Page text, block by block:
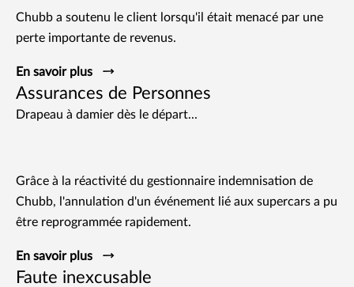
Chubb a soutenu le client lorsqu'il était menacé par une
perte importante de revenus.
En savoir plus
Assurances de Personnes
Drapeau à damier dès le départ...
Grâce à la réactivité du gestionnaire indemnisation de
Chubb, l'annulation d'un événement lié aux supercars a pu
être reprogrammée rapidement.
En savoir plus
Faute inexcusable